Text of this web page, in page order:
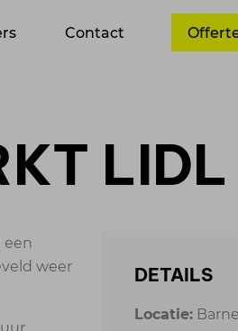
Contact
LIDL
een
weer
DETAILS
Locatie: